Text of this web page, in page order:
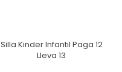
Silla Kinder Infantil Paga 12
Lleva 13